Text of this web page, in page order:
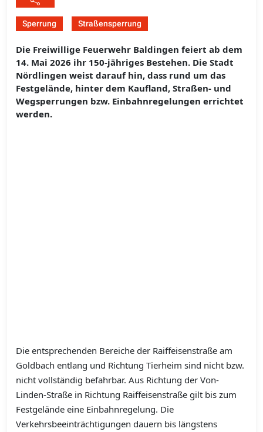
Sperrung Straßensperrung
Die Freiwillige Feuerwehr Baldingen feiert ab dem
14. Mai 2026 ihr 150-jähriges Bestehen. Die Stadt
Nördlingen weist darauf hin, dass rund um das
Festgelände, hinter dem Kaufland, Straßen- und
Wegsperrungen bzw. Einbahnregelungen errichtet
werden.
Die entsprechenden Bereiche der Raiffeisenstraße am
Goldbach entlang und Richtung Tierheim sind nicht bzw.
nicht vollständig befahrbar. Aus Richtung der Von-
Linden-Straße in Richtung Raiffeisenstraße gilt bis zum
Festgelände eine Einbahnregelung. Die
Verkehrsbeeinträchtigungen dauern bis längstens